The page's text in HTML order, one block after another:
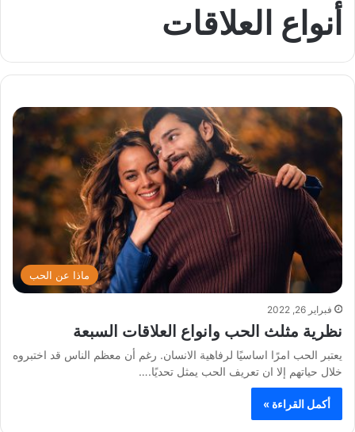
أنواع العلاقات
ماذا عن الحب
فبراير 26, 2022
نظرية مثلث الحب وانواع العلاقات السبعة
يعتبر الحب امرًا اساسيًا لرفاهية الانسان. رغم أن معظم الناس قد اختبروه
خلال حياتهم إلا ان تعريف الحب يمثل تحديًا.…
أكمل القراءة »